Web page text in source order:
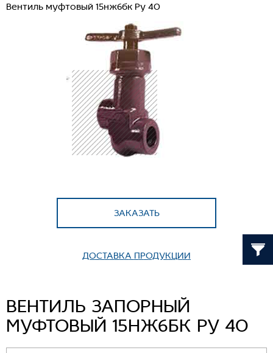
Вентиль муфтовый 15нж6бк Ру 40
ЗАКАЗАТЬ
ДОСТАВКА ПРОДУКЦИИ
ВЕНТИЛЬ ЗАПОРНЫЙ
МУФТОВЫЙ 15НЖ6БК РУ 40